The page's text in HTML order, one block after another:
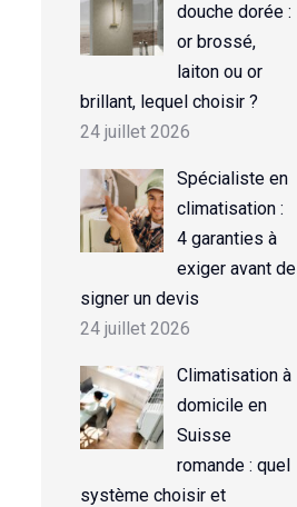
douche dorée :
or brossé,
laiton ou or
brillant, lequel choisir ?
24 juillet 2026
Spécialiste en
climatisation :
4 garanties à
exiger avant de
signer un devis
24 juillet 2026
Climatisation à
domicile en
Suisse
romande : quel
système choisir et